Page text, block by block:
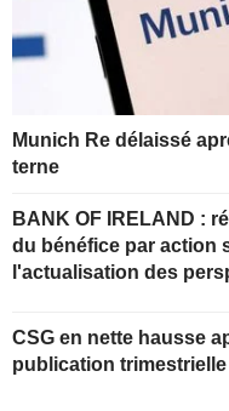
Munich Re délaissé
terne
BANK OF IRELAND : révision à la hausse
du bénéfice par action
l'actualisation des
CSG en nette hausse
publication trimestrielle